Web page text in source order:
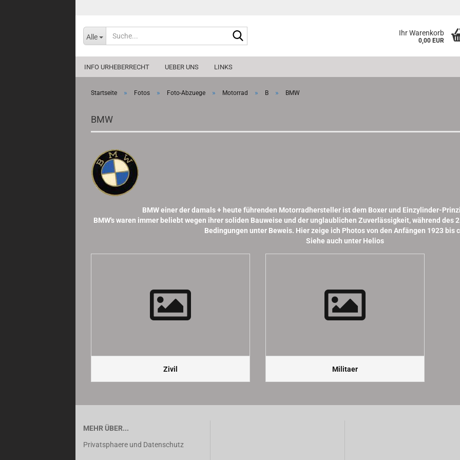
Alle Ihr Warenkorb
0,00 EUR
INFO URHEBERRECHT UEBER UNS LINKS
Startseite » Fotos » Foto-Abzuege » Motorrad » B » BMW
BMW
BMW einer der damals + heute führenden Motorradhersteller ist dem Boxer und Einzylinder-
BMW's waren immer beliebt wegen ihrer soliden Bauweise und der unglaublichen Zuverlässigkeit, während des
Bedingungen unter Beweis. Hier zeige ich Photos von den Anfängen 1923 bis
Siehe auch unter Helios
Zivil Militaer
MEHR ÜBER...
Privatsphaere und Datenschutz